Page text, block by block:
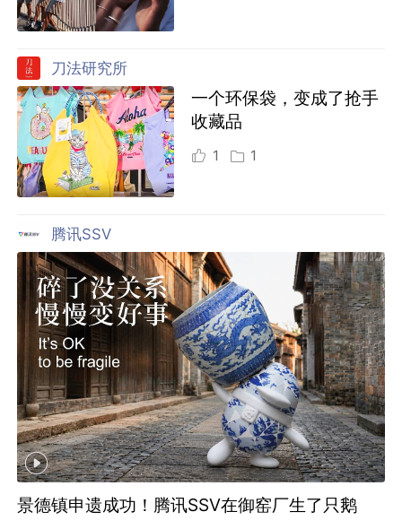
刀法研究所
一个环保袋，变成了抢手
收藏品
1 1
腾讯SSV
景德镇申遗成功！腾讯SSV在御窑厂生了只鹅